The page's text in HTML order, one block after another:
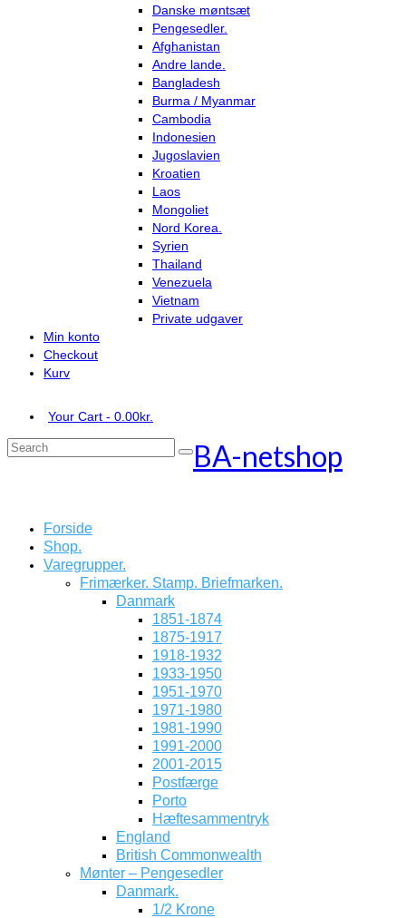
Danske møntsæt
Pengesedler.
Afghanistan
Andre lande.
Bangladesh
Burma / Myanmar
Cambodia
Indonesien
Jugoslavien
Kroatien
Laos
Mongoliet
Nord Korea.
Syrien
Thailand
Venezuela
Vietnam
Private udgaver
Min konto
Checkout
Kurv
Your Cart - 0.00kr.
Search
BA-netshop
Forside
Shop.
Varegrupper.
Frimærker. Stamp. Briefmarken.
Danmark
1851-1874
1875-1917
1918-1932
1933-1950
1951-1970
1971-1980
1981-1990
1991-2000
2001-2015
Postfærge
Porto
Hæftesammentryk
England
British Commonwealth
Mønter – Pengesedler
Danmark.
1/2 Krone